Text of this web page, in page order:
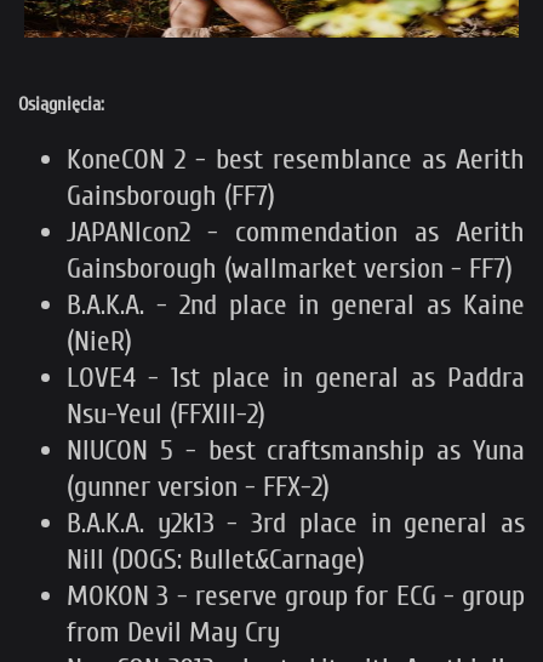
Osiągnięcia:
KoneCON 2 - best resemblance as Aerith
Gainsborough (FF7)
JAPANIcon2 - commendation as Aerith
Gainsborough (wallmarket version - FF7)
B.A.K.A. - 2nd place in general as Kaine
(NieR)
LOVE4 - 1st place in general as Paddra
Nsu-Yeul (FFXIII-2)
NIUCON 5 - best craftsmanship as Yuna
(gunner version - FFX-2)
B.A.K.A. y2k13 - 3rd place in general as
Nill (DOGS: Bullet&Carnage)
MOKON 3 - reserve group for ECG - group
from Devil May Cry